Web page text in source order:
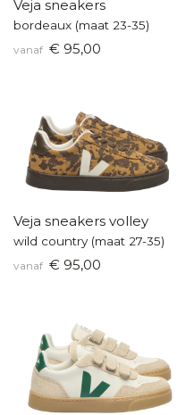
Veja sneakers
bordeaux (maat 23-35)
vanaf € 95,00
Veja sneakers volley
wild country (maat 27-35)
vanaf € 95,00